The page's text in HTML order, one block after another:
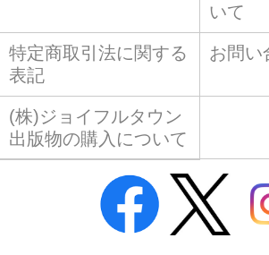
いて
特定商取引法に関する
表記
お問い
(株)ジョイフルタウン
出版物の購入について